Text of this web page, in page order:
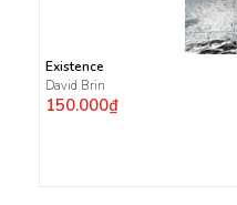
Existence
David Brin
150.000₫